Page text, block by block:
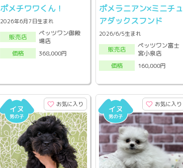
ポメチワワくん！
2026年6月7日生まれ
販売店
ペッツワン御殿
場店
価格
368,000円
ポメラニアン×ミニチュ
アダックスフンド
2026/6/5生まれ
販売店
ペッツワン富士
宮小泉店
価格
160,000円
お気に入り お気に入り